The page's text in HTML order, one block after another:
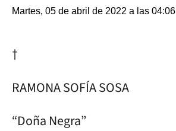
Martes, 05 de abril de 2022 a las 04:06
†
RAMONA SOFÍA SOSA
“Doña Negra”